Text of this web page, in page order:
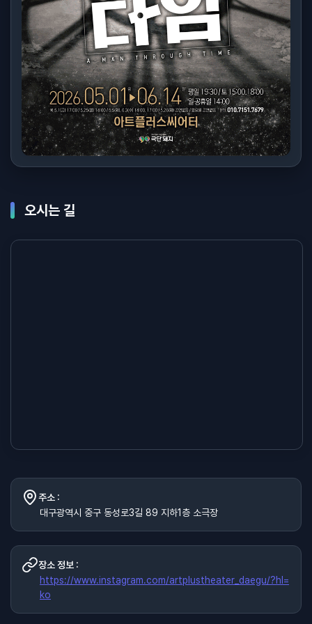
오시는 길
주소 :
대구광역시 중구 동성로3길 89 지하1층 소극장
장소 정보 :
https://www.instagram.com/artplustheater_daegu/?hl=
ko